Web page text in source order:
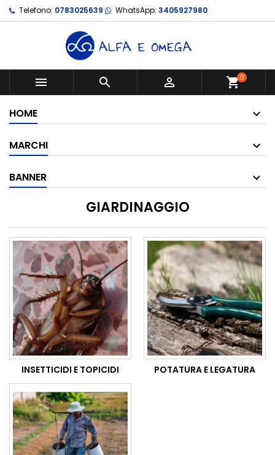
Telefono: 0783025639 WhatsApp: 3405927980
   shopping_cart0
HOME
MARCHI
BANNER
GIARDINAGGIO
INSETTICIDI E TOPICIDI POTATURA E LEGATURA